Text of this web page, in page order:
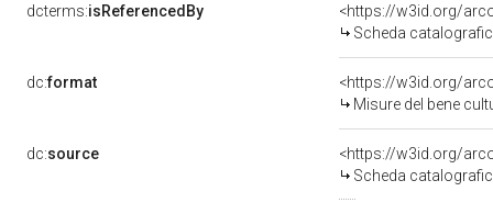
dcterms:isReferencedBy
<https://w3id.org/
Scheda
dc:format
<https://w3id.org/
Misure del bene
dc:source
<https://w3id.org/
Scheda